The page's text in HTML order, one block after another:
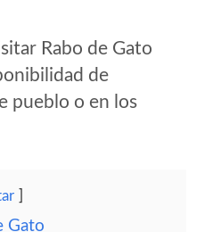
Rabo de Gato
de
pueblo o en los
Gato